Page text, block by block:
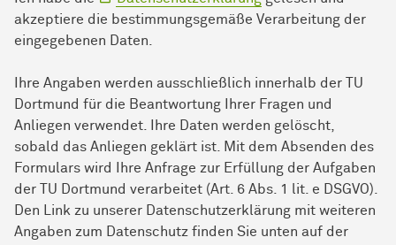
akzeptiere die bestimmungsgemäße Verarbeitung der
eingegebenen Daten.
Ihre Angaben werden ausschließlich innerhalb der TU
Dortmund für die Beantwortung Ihrer Fragen und
Anliegen verwendet. Ihre Daten werden gelöscht,
sobald das Anliegen geklärt ist. Mit dem Absenden des
Formulars wird Ihre Anfrage zur Erfüllung der Aufgaben
der TU Dortmund verarbeitet (Art. 6 Abs. 1 lit. e DSGVO).
Den Link zu unserer Datenschutzerklärung mit weiteren
Angaben zum Datenschutz finden Sie unten auf der